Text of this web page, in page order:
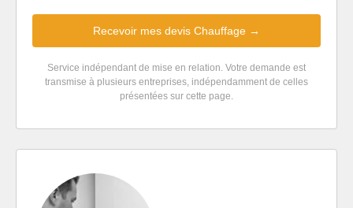
Recevoir mes devis Chauffage →
Service indépendant de mise en relation. Votre demande est
transmise à plusieurs entreprises, indépendamment de celles
présentées sur cette page.